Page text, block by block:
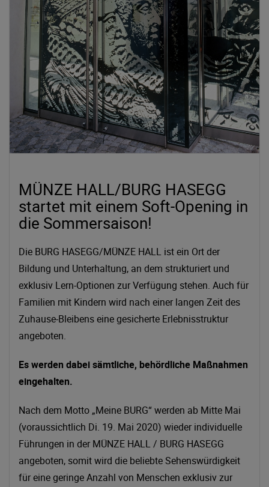
MÜNZE HALL/BURG HASEGG
startet mit einem Soft-Opening in
die Sommersaison!
Die BURG HASEGG/MÜNZE HALL ist ein Ort der
Bildung und Unterhaltung, an dem strukturiert und
exklusiv Lern-Optionen zur Verfügung stehen. Auch für
Familien mit Kindern wird nach einer langen Zeit des
Zuhause-Bleibens eine gesicherte Erlebnisstruktur
angeboten.
Es werden dabei sämtliche, behördliche Maßnahmen
eingehalten.
Nach dem Motto „Meine BURG“ werden ab Mitte Mai
(voraussichtlich Di. 19. Mai 2020) wieder individuelle
Führungen in der MÜNZE HALL / BURG HASEGG
angeboten, somit wird die beliebte Sehenswürdigkeit
für eine geringe Anzahl von Menschen exklusiv zur